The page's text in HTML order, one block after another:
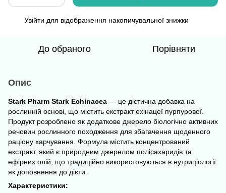
Увійти для відображення накопичувальної знижки
До обраного Порівняти
Опис
Stark Pharm Stark Echinacea — це дієтична добавка на
рослинній основі, що містить екстракт ехінацеї пурпурової.
Продукт розроблено як додаткове джерело біологічно активних
речовин рослинного походження для збагачення щоденного
раціону харчування. Формула містить концентрований
екстракт, який є природним джерелом полісахаридів та
ефірних олій, що традиційно використовуються в нутриціології
як доповнення до дієти.
Характеристики: